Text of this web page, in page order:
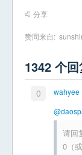
分享
赞同来自:
1342 个回
0
wahyee
请回
0（